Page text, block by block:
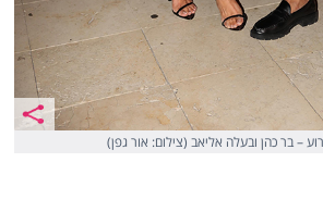
– בר כהן ובעלה אליאב (צילום: אור גפן)